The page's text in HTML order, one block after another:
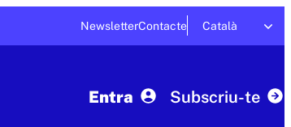
NewsletterContacte Català
Entra Subscriu-te